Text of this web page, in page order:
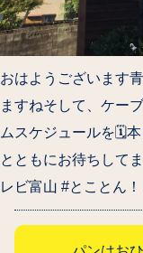
おはようございます
ますねそして、ケー
ムスケジュールを🗓
とともにお待ちして
レビ富山 #とことん